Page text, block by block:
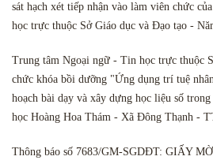
sát hạch xét tiếp nhận vào làm viên chức
học trực thuộc Sở Giáo dục và Đạo tạo -
Trung tâm Ngoại ngữ - Tin học trực thuộc
chức khóa bồi dưỡng "Ứng dụng trí tuệ
hoạch bài dạy và xây dựng học liệu số
học Hoàng Hoa Thám - Xã Đông Thạnh -
Thông báo số 7683/GM-SGDĐT: GIẤY